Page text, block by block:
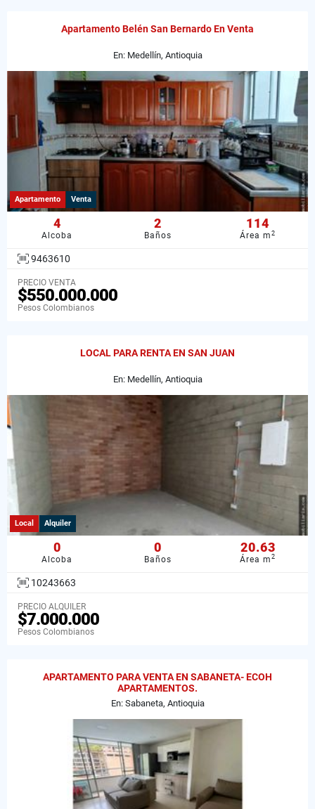
Apartamento Belén San Bernardo En Venta
En: Medellín, Antioquia
Apartamento Venta
4
Alcoba
2
Baños
114
Área m2
9463610
PRECIO VENTA
$550.000.000
Pesos Colombianos
LOCAL PARA RENTA EN SAN JUAN
En: Medellín, Antioquia
Local Alquiler
0
Alcoba
0
Baños
20.63
Área m2
10243663
PRECIO ALQUILER
$7.000.000
Pesos Colombianos
APARTAMENTO PARA VENTA EN SABANETA- ECOH
APARTAMENTOS.
En: Sabaneta, Antioquia